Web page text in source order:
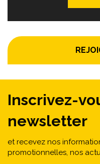
Inscrivez-
newsletter
et recevez nos
promotionnelles, nos